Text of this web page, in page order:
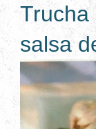
Trucha
salsa